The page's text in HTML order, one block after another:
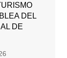
DEL
DE